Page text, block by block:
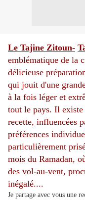
Le Tajine Zitoun-
emblématique de la
délicieuse
qui jouit d'une
à la fois léger et
tout le pays. Il existe
recette, influencées
préférences
particulièrement
mois du Ramadan,
des vol-au-vent,
inégalé....
Je partage avec vous une